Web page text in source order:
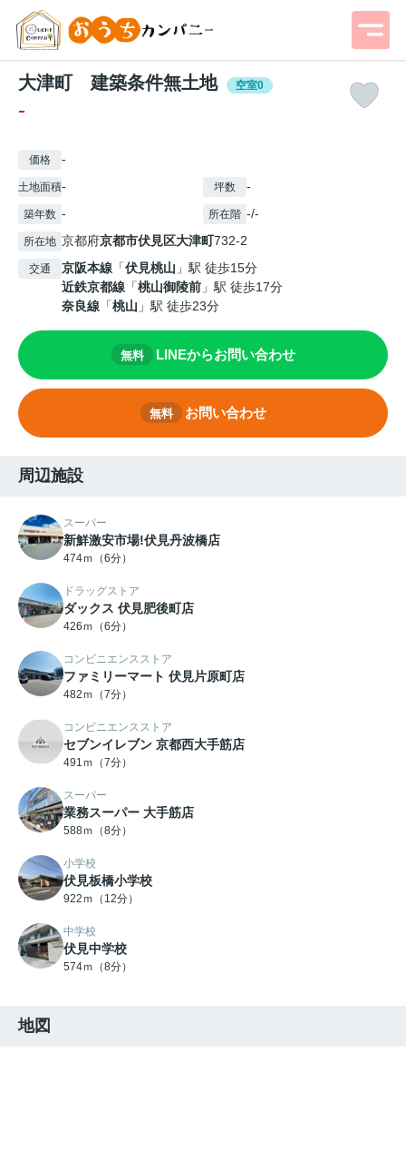
大津町 建築条件無土地 空室0
-
価格 -
土地面積- 坪数 -
築年数 - 所在階 -/-
所在地 京都府京都市伏見区大津町732-2
交通 京阪本線 「伏見桃山 」駅 徒歩15分
近鉄京都線 「桃山御陵前 」駅 徒歩17分
奈良線 「桃山 」駅 徒歩23分
無料 LINEからお問い合わせ
無料 お問い合わせ
周辺施設
スーパー
新鮮激安市場!伏見丹波橋店
474ｍ（6分）
ドラッグストア
ダックス 伏見肥後町店
426ｍ（6分）
コンビニエンスストア
ファミリーマート 伏見片原町店
482ｍ（7分）
コンビニエンスストア
セブンイレブン 京都西大手筋店
491ｍ（7分）
スーパー
業務スーパー 大手筋店
588ｍ（8分）
小学校
伏見板橋小学校
922ｍ（12分）
中学校
伏見中学校
574ｍ（8分）
地図